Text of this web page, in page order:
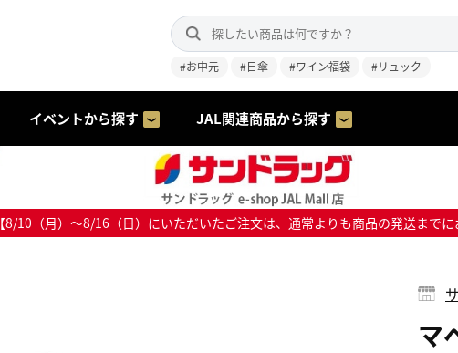
#お中元 #日傘 #ワイン福袋 #リュック
イベントから探す JAL関連商品から探す
10（月）～8/16（日）にいただいたご注文は、通常よりも商品の発送まで
マ